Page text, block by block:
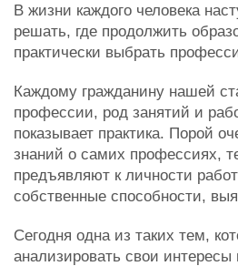
В жизни каждого человека
решать, где продолжить
практически выбрать
Каждому гражданину нашей
профессии, род занятий и
показывает практика. Порой
знаний о самих профессиях,
предъявляют к личности
собственные способности,
Сегодня одна из таких тем,
анализировать свои